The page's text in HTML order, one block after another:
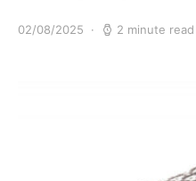
02/08/2025 2 minute read